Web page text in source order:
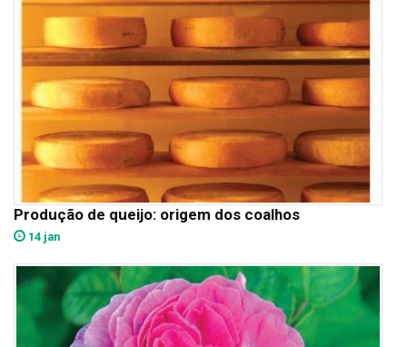
Produção de queijo: origem dos coalhos
14 jan